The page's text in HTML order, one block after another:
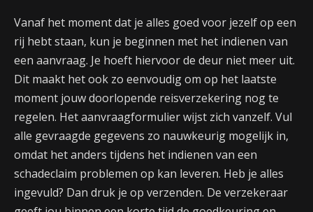
Vanaf het moment dat je alles goed voor jezelf op een
rij hebt staan, kun je beginnen met het indienen van
een aanvraag. Je hoeft hiervoor de deur niet meer uit.
Dit maakt het ook zo eenvoudig om op het laatste
moment jouw doorlopende reisverzekering nog te
regelen. Het aanvraagformulier wijst zich vanzelf. Vul
alle gevraagde gegevens zo nauwkeurig mogelijk in,
omdat het anders tijdens het indienen van een
schadeclaim problemen op kan leveren. Heb je alles
ingevuld? Dan druk je op verzenden. De verzekeraar